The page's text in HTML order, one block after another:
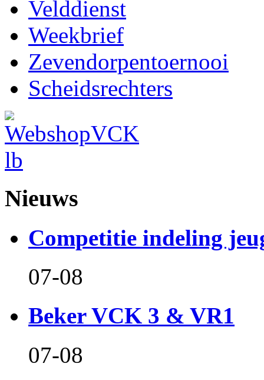
Velddienst
Weekbrief
Zevendorpentoernooi
Scheidsrechters
Nieuws
Competitie indeling
07-08
Beker VCK 3 & VR1
07-08